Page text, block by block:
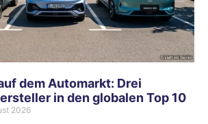
dem Automarkt: Drei
in den globalen Top 10
2026